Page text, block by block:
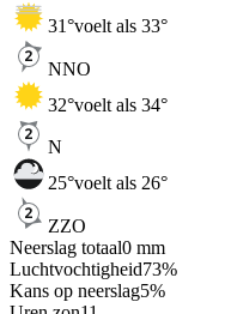
31°voelt als 33°
NNO
32°voelt als 34°
N
25°voelt als 26°
ZZO
Neerslag totaal0 mm
Luchtvochtigheid73%
Kans op neerslag5%